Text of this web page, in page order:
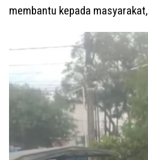
membantu kepada masyarakat,